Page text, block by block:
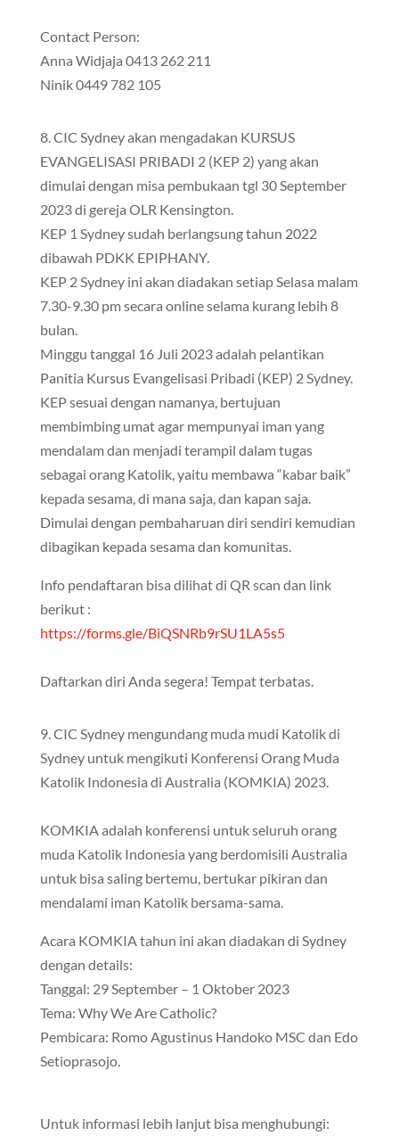
Contact Person:
Anna Widjaja 0413 262 211
Ninik 0449 782 105
8. CIC Sydney akan mengadakan KURSUS
EVANGELISASI PRIBADI 2 (KEP 2) yang akan
dimulai dengan misa pembukaan tgl 30 September
2023 di gereja OLR Kensington.
KEP 1 Sydney sudah berlangsung tahun 2022
dibawah PDKK EPIPHANY.
KEP 2 Sydney ini akan diadakan setiap Selasa malam
7.30-9.30 pm secara online selama kurang lebih 8
bulan.
Minggu tanggal 16 Juli 2023 adalah pelantikan
Panitia Kursus Evangelisasi Pribadi (KEP) 2 Sydney.
KEP sesuai dengan namanya, bertujuan
membimbing umat agar mempunyai iman yang
mendalam dan menjadi terampil dalam tugas
sebagai orang Katolik, yaitu membawa “kabar baik”
kepada sesama, di mana saja, dan kapan saja.
Dimulai dengan pembaharuan diri sendiri kemudian
dibagikan kepada sesama dan komunitas.
Info pendaftaran bisa dilihat di QR scan dan link
berikut :
https://forms.gle/BiQSNRb9rSU1LA5s5
Daftarkan diri Anda segera! Tempat terbatas.
9. CIC Sydney mengundang muda mudi Katolik di
Sydney untuk mengikuti Konferensi Orang Muda
Katolik Indonesia di Australia (KOMKIA) 2023.
KOMKIA adalah konferensi untuk seluruh orang
muda Katolik Indonesia yang berdomisili Australia
untuk bisa saling bertemu, bertukar pikiran dan
mendalami iman Katolik bersama-sama.
Acara KOMKIA tahun ini akan diadakan di Sydney
dengan details:
Tanggal: 29 September – 1 Oktober 2023
Tema: Why We Are Catholic?
Pembicara: Romo Agustinus Handoko MSC dan Edo
Setioprasojo.
Untuk informasi lebih lanjut bisa menghubungi: